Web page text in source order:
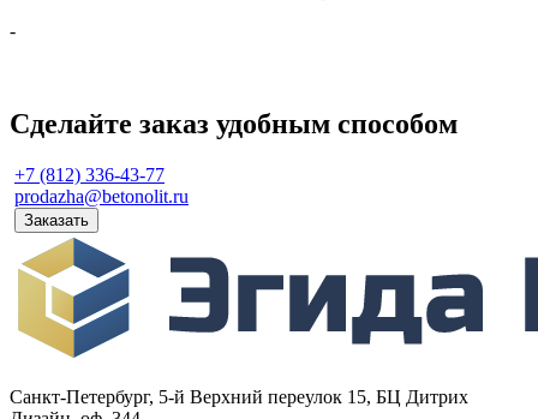
-
Сделайте заказ удобным способом
+7 (812) 336-43-77
prodazha@betonolit.ru
Заказать
Санкт-Петербург, 5-й Верхний переулок 15, БЦ Дитрих